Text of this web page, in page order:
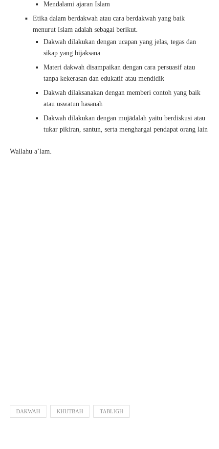
Mendalami ajaran Islam
Etika dalam berdakwah atau cara berdakwah yang baik
menurut Islam adalah sebagai berikut.
Dakwah dilakukan dengan ucapan yang jelas, tegas dan
sikap yang bijaksana
Materi dakwah disampaikan dengan cara persuasif atau
tanpa kekerasan dan edukatif atau mendidik
Dakwah dilaksanakan dengan memberi contoh yang baik
atau uswatun hasanah
Dakwah dilakukan dengan mujādalah yaitu berdiskusi atau
tukar pikiran, santun, serta menghargai pendapat orang lain
Wallahu a’lam.
DAKWAH KHUTBAH TABLIGH